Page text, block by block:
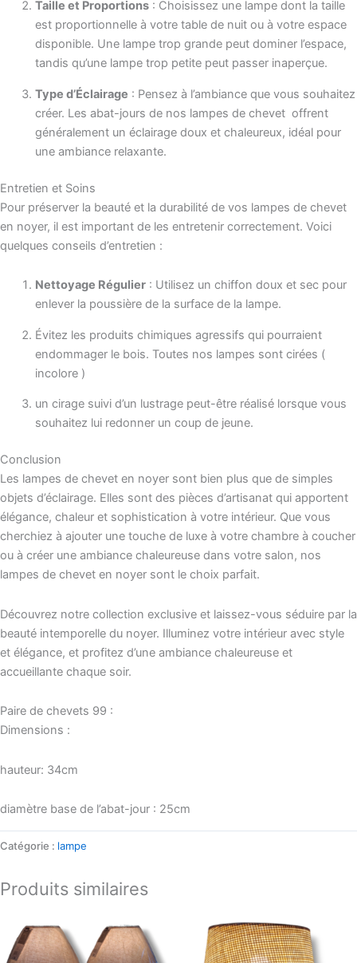
Taille et Proportions: Choisissez une lampe dont la taille
est proportionnelle à votre table de nuit ou à votre espace
disponible. Une lampe trop grande peut dominer l’espace,
tandis qu’une lampe trop petite peut passer inaperçue.
Type d’Éclairage : Pensez à l’ambiance que vous souhaitez
créer. Les abat-jours de nos lampes de chevet offrent
généralement un éclairage doux et chaleureux, idéal pour
une ambiance relaxante.
Entretien et Soins
Pour préserver la beauté et la durabilité de vos lampes de chevet
en noyer, il est important de les entretenir correctement. Voici
quelques conseils d’entretien :
Nettoyage Régulier: Utilisez un chiffon doux et sec pour
enlever la poussière de la surface de la lampe.
Évitez les produits chimiques agressifs qui pourraient
endommager le bois. Toutes nos lampes sont cirées (
incolore )
un cirage suivi d’un lustrage peut-être réalisé lorsque vous
souhaitez lui redonner un coup de jeune.
Conclusion
Les lampes de chevet en noyer sont bien plus que de simples
objets d’éclairage. Elles sont des pièces d’artisanat qui apportent
élégance, chaleur et sophistication à votre intérieur. Que vous
cherchiez à ajouter une touche de luxe à votre chambre à coucher
ou à créer une ambiance chaleureuse dans votre salon, nos
lampes de chevet en noyer sont le choix parfait.
Découvrez notre collection exclusive et laissez-vous séduire par la
beauté intemporelle du noyer. Illuminez votre intérieur avec style
et élégance, et profitez d’une ambiance chaleureuse et
accueillante chaque soir.
Paire de chevets 99 :
Dimensions :
hauteur: 34cm
diamètre base de l’abat-jour : 25cm
Catégorie : lampe
Produits similaires